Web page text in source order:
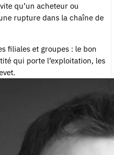
qu’un acheteur ou
rupture dans la chaîne de
filiales et groupes : le bon
qui porte l’exploitation, les